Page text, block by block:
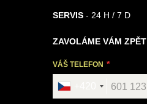
SERVIS - 24 H / 7 D
ZAVOLÁME VÁM ZPĚT
VÁŠ TELEFON